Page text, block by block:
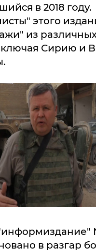
в 2018 году.
этого
из
Сирию и
в разгар